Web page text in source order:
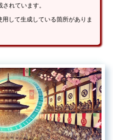
れています。
して生成している箇所がありま